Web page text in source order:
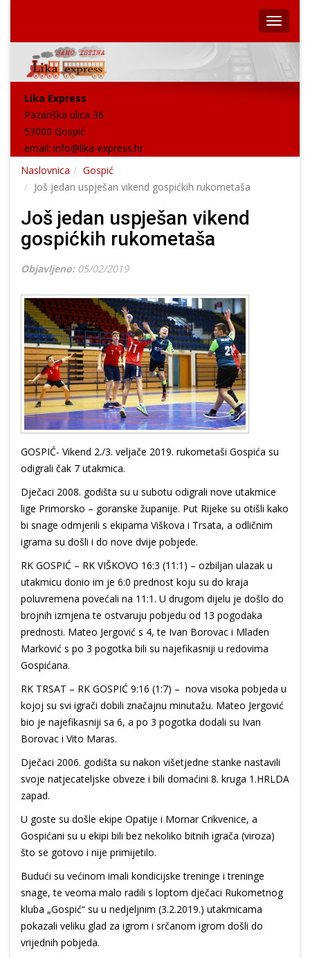
Lika Express
Pazariška ulica 36
53000 Gospić
email: info@lika-express.hr
Naslovnica
Gospić
Još jedan uspješan vikend gospićkih rukometaša
Još jedan uspješan vikend
gospićkih rukometaša
Objavljeno: 05/02/2019
GOSPIĆ- Vikend 2./3. veljače 2019. rukometaši Gospića su
odigrali čak 7 utakmica.
Dječaci 2008. godišta su u subotu odigrali nove utakmice
lige Primorsko – goranske županije. Put Rijeke su otišli kako
bi snage odmjerili s ekipama Viškova i Trsata, a odličnim
igrama su došli i do nove dvije pobjede.
RK GOSPIĆ – RK VIŠKOVO 16:3 (11:1) – ozbiljan ulazak u
utakmicu donio im je 6:0 prednost koju su do kraja
poluvremena povećali na 11:1. U drugom dijelu je došlo do
brojnih izmjena te ostvaruju pobjedu od 13 pogodaka
prednosti. Mateo Jergović s 4, te Ivan Borovac i Mladen
Marković s po 3 pogotka bili su najefikasniji u redovima
Gospićana.
RK TRSAT – RK GOSPIĆ 9:16 (1:7) – nova visoka pobjeda u
kojoj su svi igrači dobili značajnu minutažu. Mateo Jergović
bio je najefikasniji sa 6, a po 3 pogotka dodali su Ivan
Borovac i Vito Maras.
Dječaci 2006. godišta su nakon višetjedne stanke nastavili
svoje natjecateljske obveze i bili domaćini 8. kruga 1.HRLDA
zapad.
U goste su došle ekipe Opatije i Mornar Crikvenice, a
Gospićani su u ekipi bili bez nekoliko bitnih igrača (viroza)
što se gotovo i nije primijetilo.
Budući su većinom imali kondicijske treninge i treninge
snage, te veoma malo radili s loptom dječaci Rukometnog
kluba „Gospić“ su u nedjeljnim (3.2.2019.) utakmicama
pokazali veliku glad za igrom i srčanom igrom došli do
vrijednih pobjeda.